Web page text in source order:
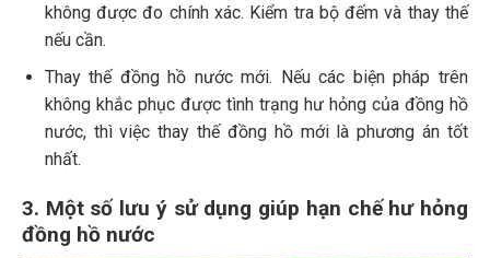
không được đo chính xác. Kiểm tra bộ đếm và thay thế
nếu cần.
Thay thế đồng hồ nước mới. Nếu các biện pháp trên
không khắc phục được tình trạng hư hỏng của đồng hồ
nước, thì việc thay thế đồng hồ mới là phương án tốt
nhất.
3. Một số lưu ý sử dụng giúp hạn chế hư hỏng
đồng hồ nước